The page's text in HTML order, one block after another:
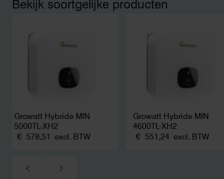
noodstroom voor de hele camping
Bekijk soortgelijke producten
Growatt Hybride MIN
5000TL-XH2
€ 578,51 excl. BTW
Growatt Hybride MIN
4600TL-XH2
€ 551,24 excl. BTW